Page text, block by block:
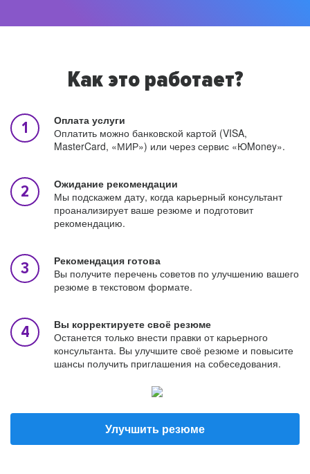
Как это работает?
Оплата услуги
Оплатить можно банковской картой (VISA,
MasterCard, «МИР») или через сервис «ЮMoney».
Ожидание рекомендации
Мы подскажем дату, когда карьерный консультант
проанализирует ваше резюме и подготовит
рекомендацию.
Рекомендация готова
Вы получите перечень советов по улучшению вашего
резюме в текстовом формате.
Вы корректируете своё резюме
Останется только внести правки от карьерного
консультанта. Вы улучшите своё резюме и повысите
шансы получить приглашения на собеседования.
Улучшить резюме